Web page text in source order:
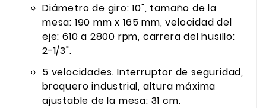
Diámetro de giro: 10", tamaño de la
mesa: 190 mm x 165 mm, velocidad del
eje: 610 a 2800 rpm, carrera del husillo:
2-1/3".
5 velocidades. Interruptor de seguridad,
broquero industrial, altura máxima
ajustable de la mesa: 31 cm.